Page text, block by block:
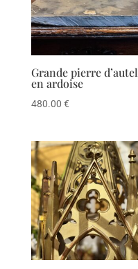
Grande pierre d’autel
en ardoise
480.00 €